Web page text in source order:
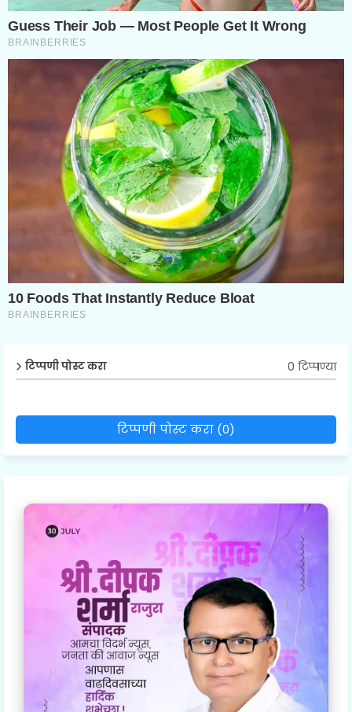
टिप्पणी पोस्ट करा 0 टिप्पण्या
टिप्पणी पोस्ट करा (0)